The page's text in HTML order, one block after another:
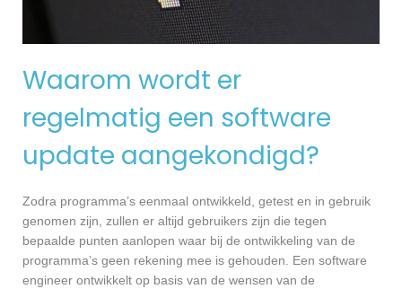
Waarom wordt er
regelmatig een software
update aangekondigd?
Zodra programma’s eenmaal ontwikkeld, getest en in gebruik
genomen zijn, zullen er altijd gebruikers zijn die tegen
bepaalde punten aanlopen waar bij de ontwikkeling van de
programma’s geen rekening mee is gehouden. Een software
engineer ontwikkelt op basis van de wensen van de